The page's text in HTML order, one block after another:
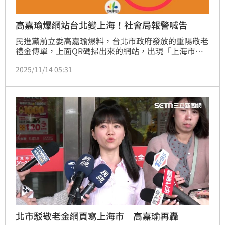
高嘉瑜爆網站台北變上海！社會局報警喊告
民進黨前立委高嘉瑜爆料，台北市政府發放的重陽敬老
禮金傳單，上面QR碼掃出來的網站，出現「上海市區
會局表示，原因出在Chrome網站翻譯設定，「若為有
告，呼籲民眾勿散播謠言。
2025/11/14 05:31
北市駁敬老金網頁寫上海市 高嘉瑜再轟